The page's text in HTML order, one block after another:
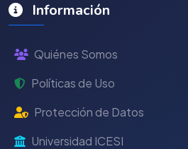
Información
Quiénes Somos
Políticas de Uso
Protección de Datos
Universidad ICESI